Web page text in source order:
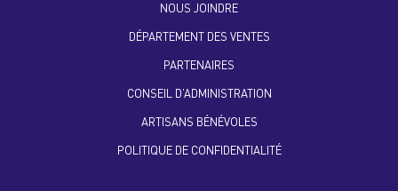
NOUS JOINDRE
DÉPARTEMENT DES VENTES
PARTENAIRES
CONSEIL D’ADMINISTRATION
ARTISANS BÉNÉVOLES
POLITIQUE DE CONFIDENTIALITÉ